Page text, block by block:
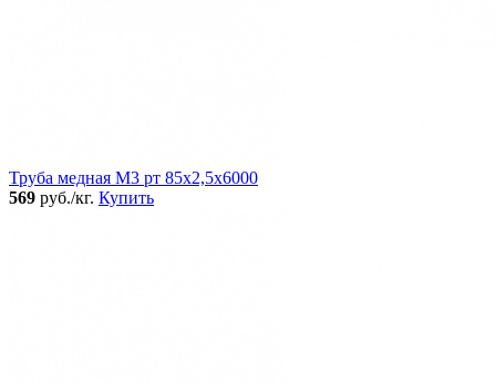
Труба медная М3 рт 85х2,5х6000
569 руб./кг. Купить